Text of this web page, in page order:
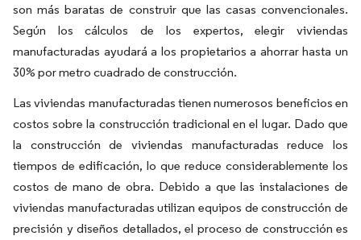
son más baratas de construir que las casas convencionales.
Según los cálculos de los expertos, elegir viviendas
manufacturadas ayudará a los propietarios a ahorrar hasta un
30% por metro cuadrado de construcción.
Las viviendas manufacturadas tienen numerosos beneficios en
costos sobre la construcción tradicional en el lugar. Dado que
la construcción de viviendas manufacturadas reduce los
tiempos de edificación, lo que reduce considerablemente los
costos de mano de obra. Debido a que las instalaciones de
viviendas manufacturadas utilizan equipos de construcción de
precisión y diseños detallados, el proceso de construcción es